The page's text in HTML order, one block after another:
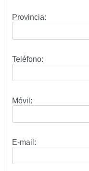
Provincia:
Teléfono:
Móvil:
E-mail: